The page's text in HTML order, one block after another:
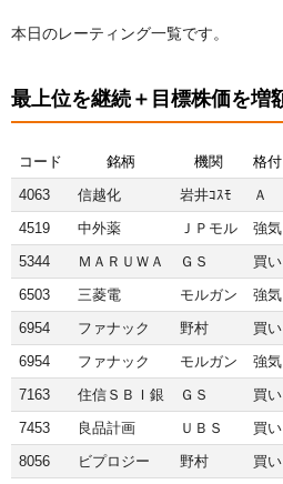
本日のレーティング一覧です。
最上位を継続＋目標株価を増
コード 銘柄 機関 格付
4063
信越化 岩井ｺｽﾓ Ａ
4519
中外薬 ＪＰモル 強気
5344
ＭＡＲＵＷＡ ＧＳ 買い
6503
三菱電 モルガン 強気
6954
ファナック 野村 買い
6954
ファナック モルガン 強気
7163
住信ＳＢＩ銀 ＧＳ 買い
7453
良品計画 ＵＢＳ 買い
8056
ビプロジー 野村 買い